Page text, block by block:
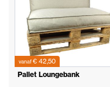
vanaf€ 42,50
Pallet Loungebank